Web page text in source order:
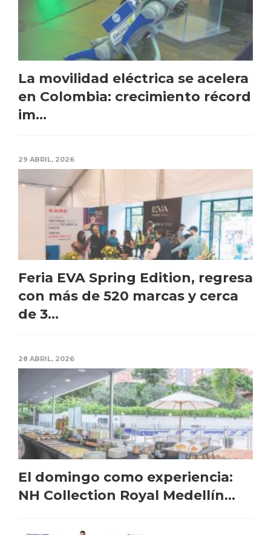
La movilidad eléctrica se acelera
en Colombia: crecimiento récord
im...
29 ABRIL, 2026
Feria EVA Spring Edition, regresa
con más de 520 marcas y cerca
de 3...
28 ABRIL, 2026
El domingo como experiencia:
NH Collection Royal Medellín...